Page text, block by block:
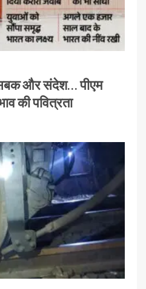
सबक और संदेश… पीएम
की पवित्रता